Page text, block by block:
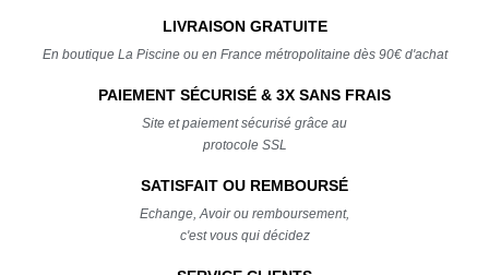
LIVRAISON GRATUITE
En boutique La Piscine ou en France métropolitaine dès 90€ d'achat
PAIEMENT SÉCURISÉ & 3X SANS FRAIS
Site et paiement sécurisé grâce au
protocole SSL
SATISFAIT OU REMBOURSÉ
Echange, Avoir ou remboursement,
c'est vous qui décidez